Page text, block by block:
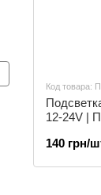
Код товара:
12-24V |
140 грн/